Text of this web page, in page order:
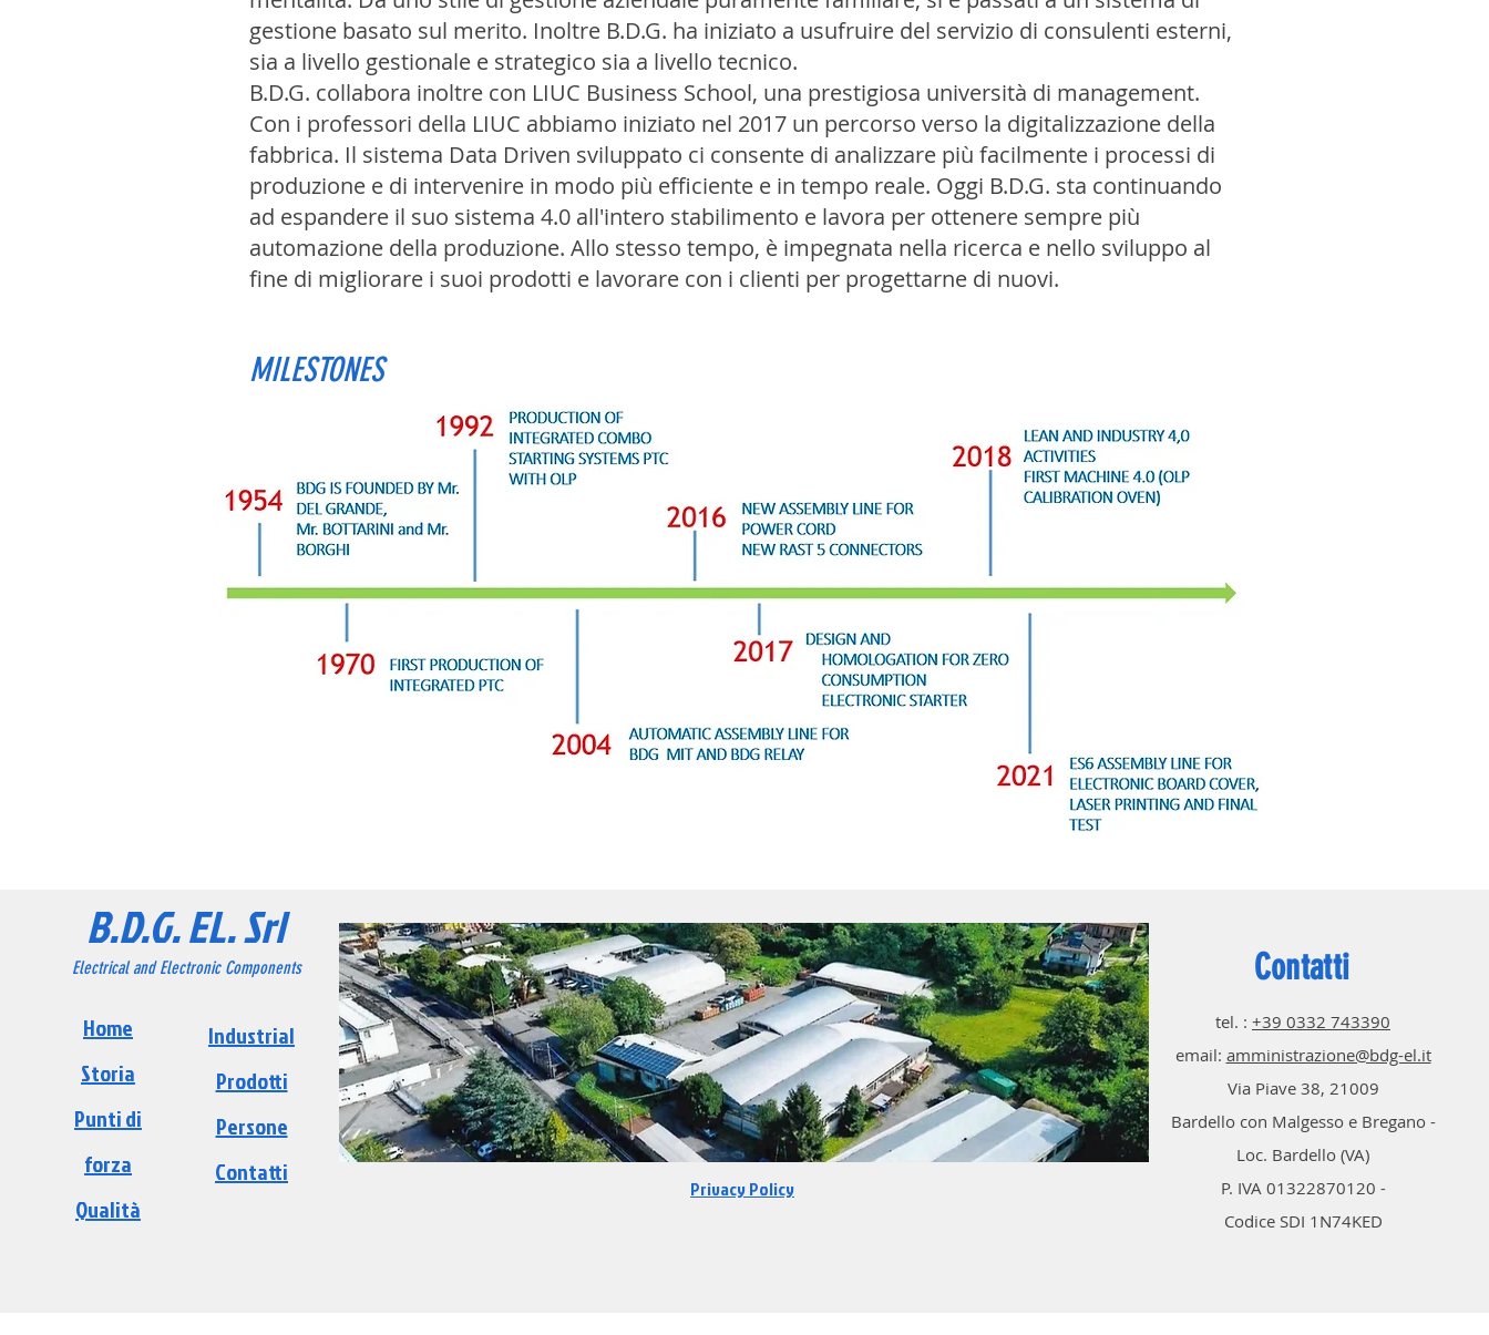
gestione basato sul merito. Inoltre B.D.G. ha iniziato a usufruire del servizio di consulenti esterni,
sia a livello gestionale e strategico sia a livello tecnico.
B.D.G. collabora inoltre con LIUC Business School, una prestigiosa università di management.
Con i professori della LIUC abbiamo iniziato nel 2017 un percorso verso la digitalizzazione della
fabbrica. Il sistema Data Driven sviluppato ci consente di analizzare più facilmente i processi di
produzione e di intervenire in modo più efficiente e in tempo reale. Oggi B.D.G. sta continuando
ad espandere il suo sistema 4.0 all'intero stabilimento e lavora per ottenere sempre più
automazione della produzione. Allo stesso tempo, è impegnata nella ricerca e nello sviluppo al
fine di migliorare i suoi prodotti e lavorare con i clienti per progettarne di nuovi.
MILESTONES
B.D.G. EL. Srl
Electrical and Electronic Components
Home
Storia
Punti di
forza
Qualità
Industrial
Prodotti
Persone
Contatti
Contatti
tel. : +39 0332 743390
email: amministrazione@bdg-el.it
Via Piave 38, 21009
Bardello con Malgesso e Bregano -
Loc. Bardello (VA)
P. IVA 01322870120 -
Codice SDI 1N74KED
Privacy Policy